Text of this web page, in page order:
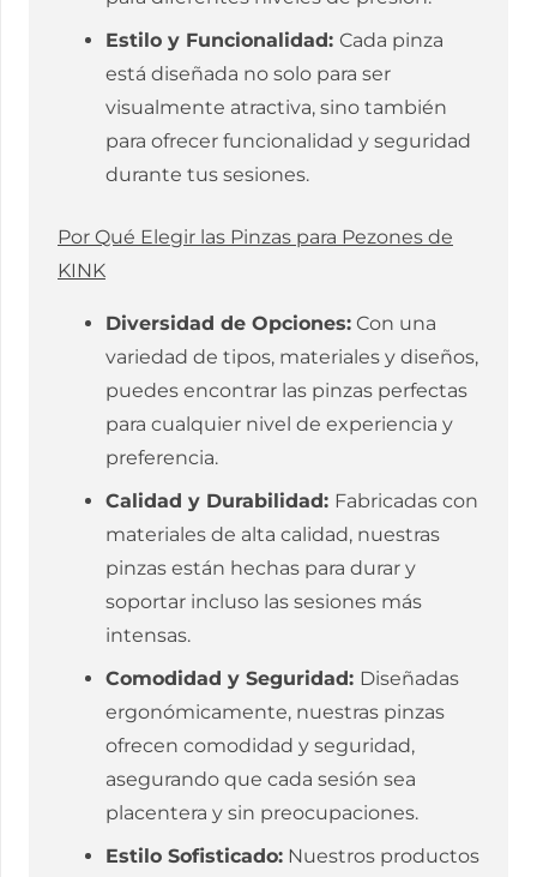
Estilo y Funcionalidad: Cada pinza
está diseñada no solo para ser
visualmente atractiva, sino también
para ofrecer funcionalidad y seguridad
durante tus sesiones.
Por Qué Elegir las Pinzas para Pezones de
KINK
Diversidad de Opciones: Con una
variedad de tipos, materiales y diseños,
puedes encontrar las pinzas perfectas
para cualquier nivel de experiencia y
preferencia.
Calidad y Durabilidad: Fabricadas con
materiales de alta calidad, nuestras
pinzas están hechas para durar y
soportar incluso las sesiones más
intensas.
Comodidad y Seguridad: Diseñadas
ergonómicamente, nuestras pinzas
ofrecen comodidad y seguridad,
asegurando que cada sesión sea
placentera y sin preocupaciones.
Estilo Sofisticado: Nuestros productos